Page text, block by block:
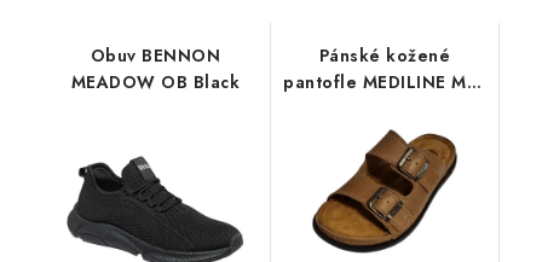
Obuv BENNON
MEADOW OB Black
Pánské kožené
pantofle MEDILINE M01